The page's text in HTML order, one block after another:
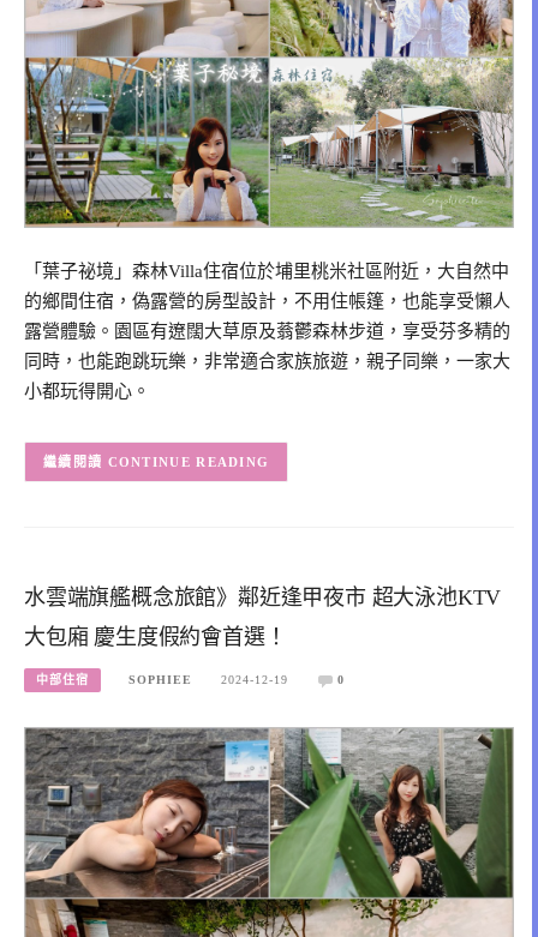
「葉子祕境」森林Villa住宿位於埔里桃米社區附近，大自然中
的鄉間住宿，偽露營的房型設計，不用住帳篷，也能享受懶人
露營體驗。園區有遼闊大草原及蓊鬱森林步道，享受芬多精的
同時，也能跑跳玩樂，非常適合家族旅遊，親子同樂，一家大
小都玩得開心。
CONTINUE READING
水雲端旗艦概念旅館》鄰近逢甲夜市 超大泳池KTV
大包廂 慶生度假約會首選！
中部住宿 SOPHIEE 2024-12-19 0